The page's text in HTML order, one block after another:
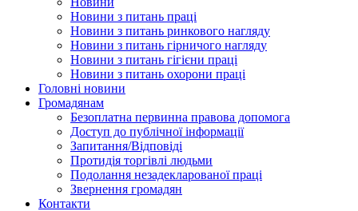
Новини з питань праці
Новини з питань ринкового нагляду
Новини з питань гірничого нагляду
Новини з питань гігієни праці
Новини з питань охорони праці
Головні новини
Громадянам
Безоплатна первинна правова допомога
Доступ до публічної інформації
Запитання/Відповіді
Протидія торгівлі людьми
Подолання незадекларованої праці
Звернення громадян
Контакти